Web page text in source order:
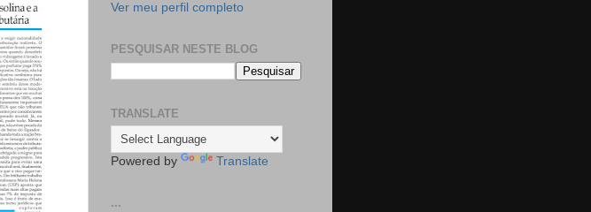
Ver meu perfil completo
PESQUISAR NESTE BLOG
TRANSLATE
Powered by Translate
...